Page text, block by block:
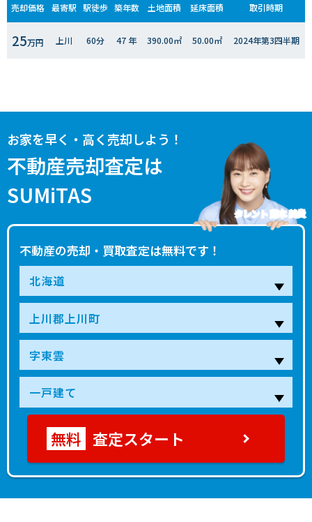
売却価格 最寄駅 駅徒歩 築年数 土地面積 延床面積 取引時期
25万円 上川 60分 47 年 390.00㎡ 50.00㎡ 2024年第3四半期
お家を早く・高く売却しよう！
不動産売却査定は
SUMiTAS
不動産の売却・買取査定は無料です！
タレント 藤本 美貴
査定スタート